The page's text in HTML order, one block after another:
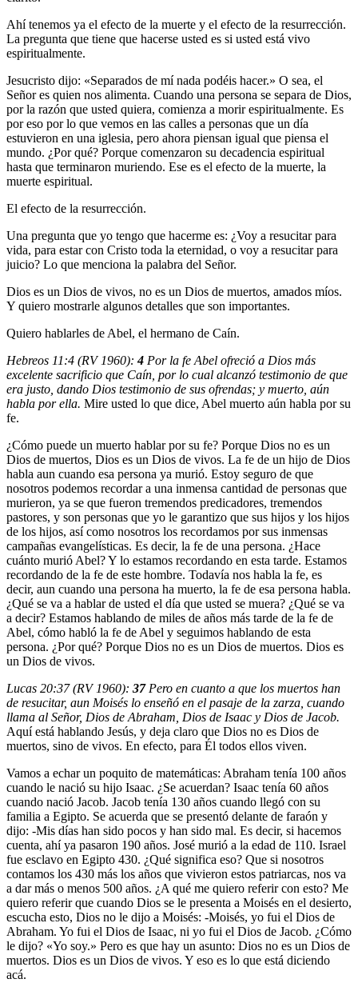
Ahí tenemos ya el efecto de la muerte y el efecto de la resurrección.
La pregunta que tiene que hacerse usted es si usted está vivo
espiritualmente.
Jesucristo dijo: «Separados de mí nada podéis hacer.» O sea, el
Señor es quien nos alimenta. Cuando una persona se separa de Dios,
por la razón que usted quiera, comienza a morir espiritualmente. Es
por eso por lo que vemos en las calles a personas que un día
estuvieron en una iglesia, pero ahora piensan igual que piensa el
mundo. ¿Por qué? Porque comenzaron su decadencia espiritual
hasta que terminaron muriendo. Ese es el efecto de la muerte, la
muerte espiritual.
El efecto de la resurrección.
Una pregunta que yo tengo que hacerme es: ¿Voy a resucitar para
vida, para estar con Cristo toda la eternidad, o voy a resucitar para
juicio? Lo que menciona la palabra del Señor.
Dios es un Dios de vivos, no es un Dios de muertos, amados míos.
Y quiero mostrarle algunos detalles que son importantes.
Quiero hablarles de Abel, el hermano de Caín.
Hebreos 11:4 (RV 1960):4 Por la fe Abel ofreció a Dios más
excelente sacrificio que Caín, por lo cual alcanzó testimonio de que
era justo, dando Dios testimonio de sus ofrendas; y muerto, aún
habla por ella. Mire usted lo que dice, Abel muerto aún habla por su
fe.
¿Cómo puede un muerto hablar por su fe? Porque Dios no es un
Dios de muertos, Dios es un Dios de vivos. La fe de un hijo de Dios
habla aun cuando esa persona ya murió. Estoy seguro de que
nosotros podemos recordar a una inmensa cantidad de personas que
murieron, ya se que fueron tremendos predicadores, tremendos
pastores, y son personas que yo le garantizo que sus hijos y los hijos
de los hijos, así como nosotros los recordamos por sus inmensas
campañas evangelísticas. Es decir, la fe de una persona. ¿Hace
cuánto murió Abel? Y lo estamos recordando en esta tarde. Estamos
recordando de la fe de este hombre. Todavía nos habla la fe, es
decir, aun cuando una persona ha muerto, la fe de esa persona habla.
¿Qué se va a hablar de usted el día que usted se muera? ¿Qué se va
a decir? Estamos hablando de miles de años más tarde de la fe de
Abel, cómo habló la fe de Abel y seguimos hablando de esta
persona. ¿Por qué? Porque Dios no es un Dios de muertos. Dios es
un Dios de vivos.
Lucas 20:37 (RV 1960): 37 Pero en cuanto a que los muertos han
de resucitar, aun Moisés lo enseñó en el pasaje de la zarza, cuando
llama al Señor, Dios de Abraham, Dios de Isaac y Dios de Jacob.
Aquí está hablando Jesús, y deja claro que Dios no es Dios de
muertos, sino de vivos. En efecto, para Él todos ellos viven.
Vamos a echar un poquito de matemáticas: Abraham tenía 100 años
cuando le nació su hijo Isaac. ¿Se acuerdan? Isaac tenía 60 años
cuando nació Jacob. Jacob tenía 130 años cuando llegó con su
familia a Egipto. Se acuerda que se presentó delante de faraón y
dijo: -Mis días han sido pocos y han sido mal. Es decir, si hacemos
cuenta, ahí ya pasaron 190 años. José murió a la edad de 110. Israel
fue esclavo en Egipto 430. ¿Qué significa eso? Que si nosotros
contamos los 430 más los años que vivieron estos patriarcas, nos va
a dar más o menos 500 años. ¿A qué me quiero referir con esto? Me
quiero referir que cuando Dios se le presenta a Moisés en el desierto,
escucha esto, Dios no le dijo a Moisés: -Moisés, yo fui el Dios de
Abraham. Yo fui el Dios de Isaac, ni yo fui el Dios de Jacob. ¿Cómo
le dijo? «Yo soy.» Pero es que hay un asunto: Dios no es un Dios de
muertos. Dios es un Dios de vivos. Y eso es lo que está diciendo
acá.